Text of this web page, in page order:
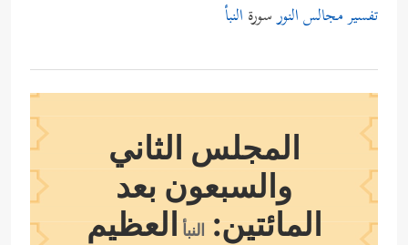
تفسير مجالس النورسورة النبأ
المجلس الثاني
والسبعون بعد
المائتين:
النبأ العظيم